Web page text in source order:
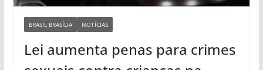
BRASIL BRASÍLIA NOTÍCIAS
Lei aumenta penas para crimes